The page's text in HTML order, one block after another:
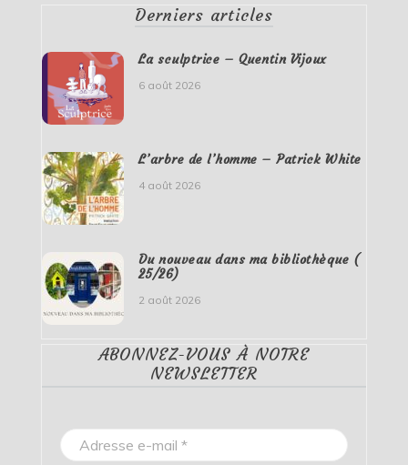
Derniers articles
La sculptrice – Quentin Vijoux
6 août 2026
L’arbre de l’homme – Patrick White
4 août 2026
Du nouveau dans ma bibliothèque (
25/26)
2 août 2026
ABONNEZ-VOUS À NOTRE
NEWSLETTER